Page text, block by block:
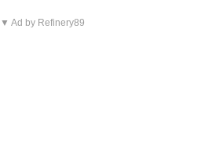
▼ Ad by Refinery89